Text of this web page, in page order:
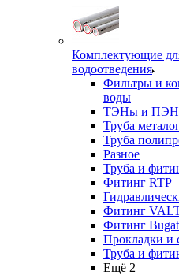
Комплектующие
водоотведения
Фильтры и
воды
ТЭНы и ПЭНы
Труба
Труба
Разное
Труба и
Фитинг RTP
Фитинг
Фитинг
Прокладки и
Труба и
Ещё 2